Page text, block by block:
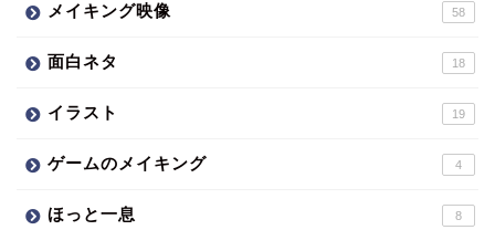
メイキング映像 58
面白ネタ 18
イラスト 19
ゲームのメイキング 4
ほっと一息 8